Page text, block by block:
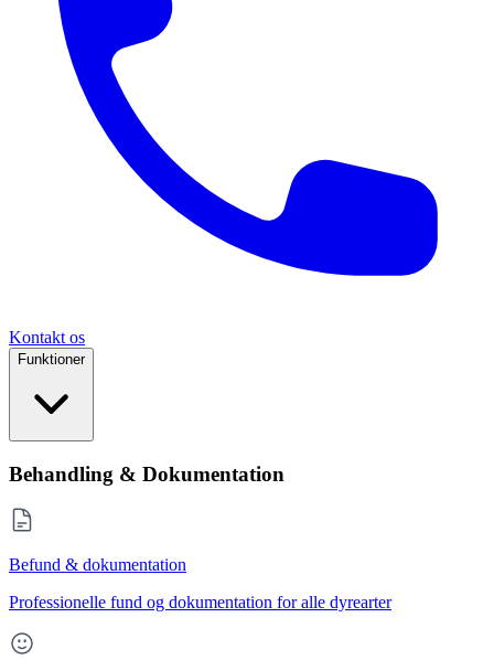
Kontakt os
Funktioner
Behandling & Dokumentation
Befund & dokumentation
Professionelle fund og dokumentation for alle dyrearter